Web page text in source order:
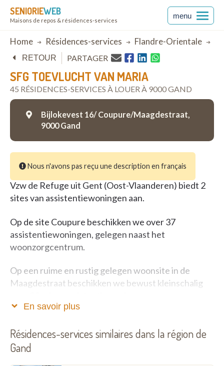
SENIORIEWEB
Maisons de repos & résidences-services
menu
Breadcrumb
Home Résidences-services Flandre-Orientale
SFG TOEVLUCHT VAN MARIA
45 RÉSIDENCES-SERVICES À LOUER À 9000 GAND
RETOUR PARTAGER
Bijlokevest 16/ Coupure/Maagdestraat,
9000 Gand
Nous n'avons pas reçu une description en français
Vzw de Refuge uit Gent (Oost-Vlaanderen) biedt 2
sites van assistentiewoningen aan.
Op de site Coupure beschikken we over 37
assistentiewoningen, gelegen naast het
woonzorgcentrum.
Op een ruime en rustig gelegen woonsite in de
Maagdestraat beschikken we bewust kleinschalig
een groene en rustige omgeving, dichtbij winkels en
openbaar vervoer.
En savoir plus
Résidences-services similaires dans la région de
Gand